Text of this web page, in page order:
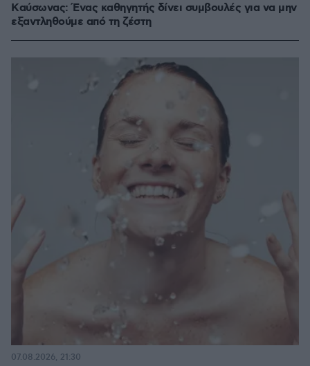
Kαύσωνας: Ένας καθηγητής δίνει συμβουλές για να μην
εξαντληθούμε από τη ζέστη
07.08.2026, 21:30